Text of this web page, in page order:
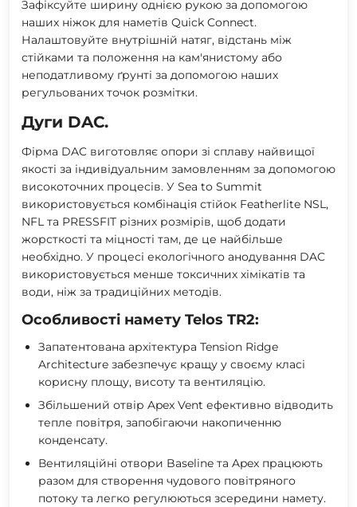
Зафіксуйте ширину однією рукою за допомогою
наших ніжок для наметів Quick Connect.
Налаштовуйте внутрішній натяг, відстань між
стійками та положення на кам'янистому або
неподатливому ґрунті за допомогою наших
регульованих точок розмітки.
Дуги DAC.
Фірма DAC виготовляє опори зі сплаву найвищої
якості за індивідуальним замовленням за допомогою
високоточних процесів. У Sea to Summit
використовується комбінація стійок Featherlite NSL,
NFL та PRESSFIT різних розмірів, щоб додати
жорсткості та міцності там, де це найбільше
необхідно. У процесі екологічного анодування DAC
використовується менше токсичних хімікатів та
води, ніж за традиційних методів.
Особливості намету Telos TR2:
Запатентована архітектура Tension Ridge
Architecture забезпечує кращу у своєму класі
корисну площу, висоту та вентиляцію.
Збільшений отвір Apex Vent ефективно відводить
тепле повітря, запобігаючи накопиченню
конденсату.
Вентиляційні отвори Baseline та Apex працюють
разом для створення чудового повітряного
потоку та легко регулюються зсередини намету.